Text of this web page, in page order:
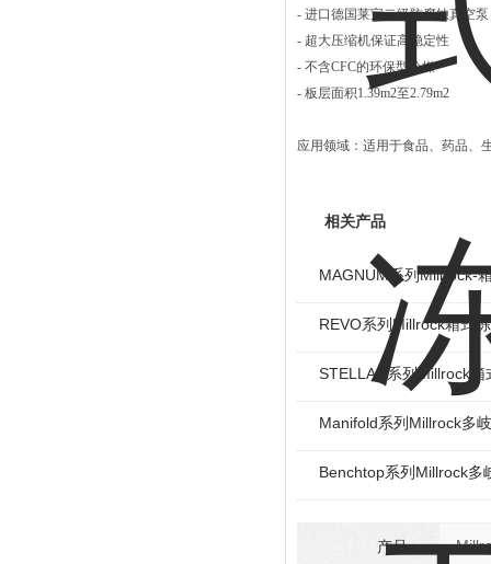
- 进口德国莱宝二级防腐蚀真空泵
- 超大压缩机保证高稳定性
- 不含CFC的环保型冷媒
- 板层面积1.39m2至2.79m2
应用领域：适用于食品、药品、
相关产品
MAGNUM系列Millrock-
REVO系列Millrock箱式
STELLAR系列Millrock
Manifold系列Millrock多
Benchtop系列Millrock多
产品：